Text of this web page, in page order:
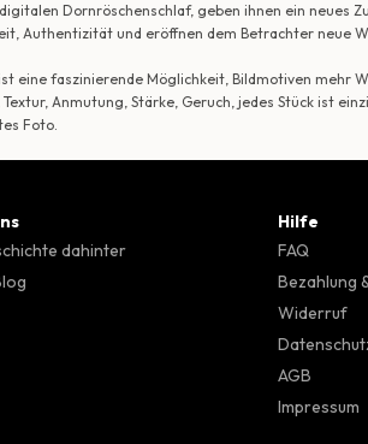
Dornröschenschlaf, geben ihnen ein neues
Authentizität und eröffnen dem Betrachter neue
eine faszinierende Möglichkeit, Bildmotiven mehr
Anmutung, Stärke, Geruch, jedes Stück ist
Foto.
dahinter
Hilfe
FAQ
Bezahlung
Widerruf
AGB
Impressum